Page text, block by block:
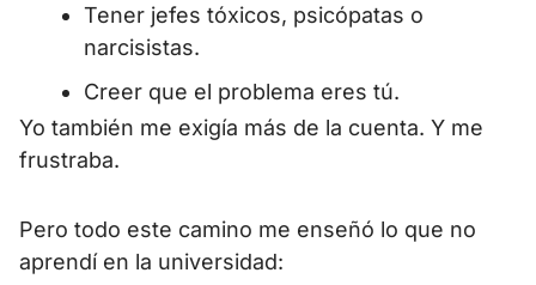
Tener jefes tóxicos, psicópatas o
narcisistas.
Creer que el problema eres tú.
Yo también me exigía más de la cuenta. Y me
frustraba.
Pero todo este camino me enseñó lo que no
aprendí en la universidad: